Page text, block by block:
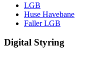
LGB
Huse Havebane
Faller LGB
Digital Styring